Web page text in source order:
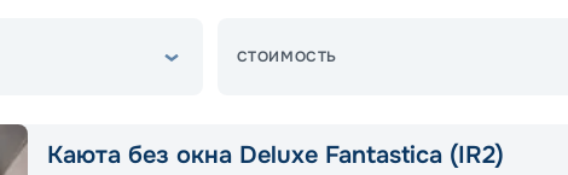
СТОИМОСТЬ
Каюта без окна Deluxe Fantastica (IR2)